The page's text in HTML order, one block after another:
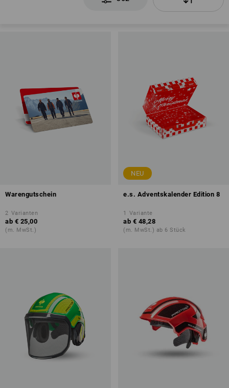
Warengutschein
2 Varianten
ab € 25,00
(m. MwSt.)
NEU
e.s. Adventskalender Edition 8
1 Variante
ab € 48,28
(m. MwSt.) ab 6 Stück